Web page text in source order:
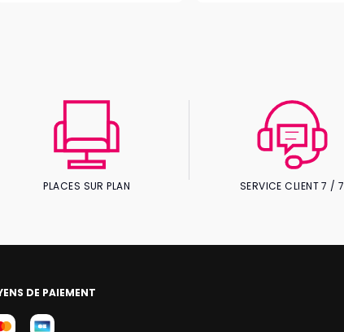
PLACES SUR PLAN SERVICE CLIENT 7 / 7
DE PAIEMENT